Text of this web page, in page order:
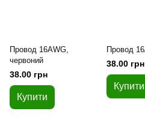
Провод 16AWG,
червоний
38.00 грн
Купити
Провод
38.00 грн
Купити